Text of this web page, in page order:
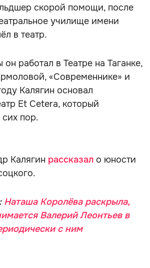
скорой помощи, после
училище имени
в театр.
работал в Театре на Таганке,
«Современнике» и
Калягин основал
Et Cetera, который
сих пор.
Калягин рассказал о юности
Наташа Королёва раскрыла,
Валерий Леонтьев в
с ним